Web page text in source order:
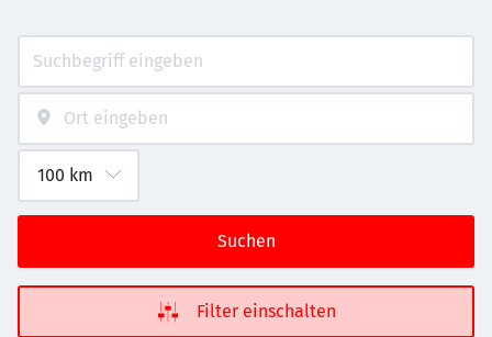
Suchen
Filter einschalten